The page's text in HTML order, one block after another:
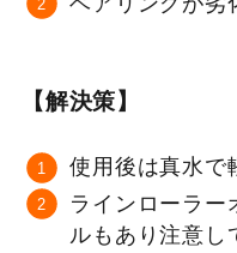
【解決策】
使用後は真水で
ラインローラー
ルもあり注意し